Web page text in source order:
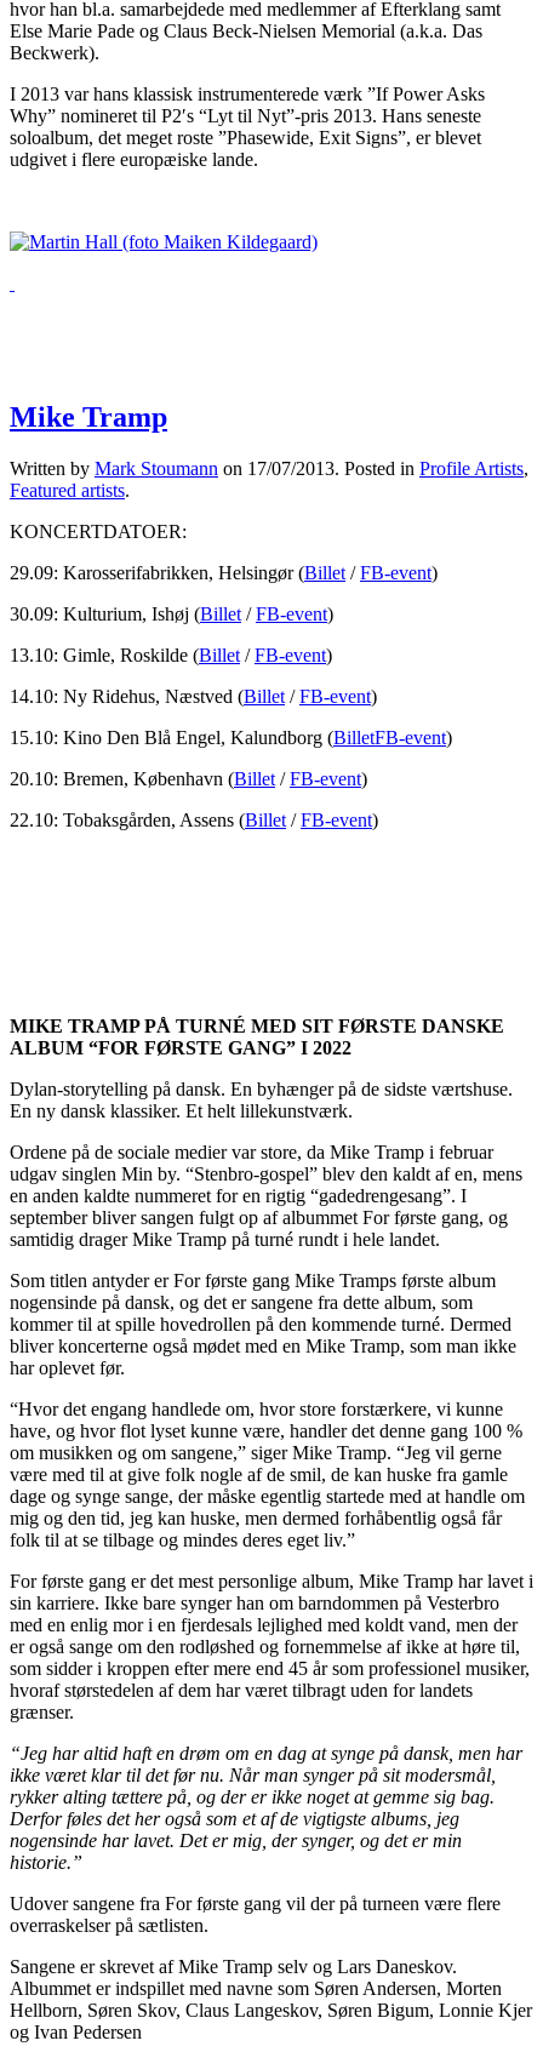
hvor han bl.a. samarbejdede med medlemmer af Efterklang samt
Else Marie Pade og Claus Beck-Nielsen Memorial (a.k.a. Das
Beckwerk).
I 2013 var hans klassisk instrumenterede værk ”If Power Asks
Why” nomineret til P2′s “Lyt til Nyt”-pris 2013. Hans seneste
soloalbum, det meget roste ”Phasewide, Exit Signs”, er blevet
udgivet i flere europæiske lande.
Mike Tramp
Written by Mark Stoumann on 17/07/2013. Posted in Profile Artists,
Featured artists.
KONCERTDATOER:
29.09: Karosserifabrikken, Helsingør (Billet /FB-event)
30.09: Kulturium, Ishøj (Billet /FB-event)
13.10: Gimle, Roskilde (Billet /FB-event)
14.10: Ny Ridehus, Næstved (Billet /FB-event)
15.10: Kino Den Blå Engel, Kalundborg (BilletFB-event)
20.10: Bremen, København (Billet /FB-event)
22.10: Tobaksgården, Assens (Billet /FB-event)
MIKE TRAMP PÅ TURNÉ MED SIT FØRSTE DANSKE
ALBUM “FOR FØRSTE GANG” I 2022
Dylan-storytelling på dansk. En byhænger på de sidste værtshuse.
En ny dansk klassiker. Et helt lillekunstværk.
Ordene på de sociale medier var store, da Mike Tramp i februar
udgav singlen Min by. “Stenbro-gospel” blev den kaldt af en, mens
en anden kaldte nummeret for en rigtig “gadedrengesang”. I
september bliver sangen fulgt op af albummet For første gang, og
samtidig drager Mike Tramp på turné rundt i hele landet.
Som titlen antyder er For første gang Mike Tramps første album
nogensinde på dansk, og det er sangene fra dette album, som
kommer til at spille hovedrollen på den kommende turné. Dermed
bliver koncerterne også mødet med en Mike Tramp, som man ikke
har oplevet før.
“Hvor det engang handlede om, hvor store forstærkere, vi kunne
have, og hvor flot lyset kunne være, handler det denne gang 100 %
om musikken og om sangene,” siger Mike Tramp. “Jeg vil gerne
være med til at give folk nogle af de smil, de kan huske fra gamle
dage og synge sange, der måske egentlig startede med at handle om
mig og den tid, jeg kan huske, men dermed forhåbentlig også får
folk til at se tilbage og mindes deres eget liv.”
For første gang er det mest personlige album, Mike Tramp har lavet i
sin karriere. Ikke bare synger han om barndommen på Vesterbro
med en enlig mor i en fjerdesals lejlighed med koldt vand, men der
er også sange om den rodløshed og fornemmelse af ikke at høre til,
som sidder i kroppen efter mere end 45 år som professionel musiker,
hvoraf størstedelen af dem har været tilbragt uden for landets
grænser.
“Jeg har altid haft en drøm om en dag at synge på dansk, men har
ikke været klar til det før nu. Når man synger på sit modersmål,
rykker alting tættere på, og der er ikke noget at gemme sig bag.
Derfor føles det her også som et af de vigtigste albums, jeg
nogensinde har lavet. Det er mig, der synger, og det er min
historie.”
Udover sangene fra For første gang vil der på turneen være flere
overraskelser på sætlisten.
Sangene er skrevet af Mike Tramp selv og Lars Daneskov.
Albummet er indspillet med navne som Søren Andersen, Morten
Hellborn, Søren Skov, Claus Langeskov, Søren Bigum, Lonnie Kjer
og Ivan Pedersen